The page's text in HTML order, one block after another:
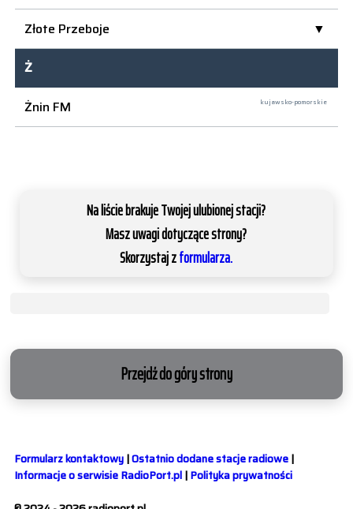
Złote Przeboje
Ż
Żnin FM
kujawsko-pomorskie
Na liście brakuje Twojej ulubionej stacji?
Masz uwagi dotyczące strony?
Skorzystaj zformularza.
Przejdź do góry strony
Formularz kontaktowy|Ostatnio dodane stacje radiowe|
Informacje o serwisie RadioPort.pl|Polityka prywatności